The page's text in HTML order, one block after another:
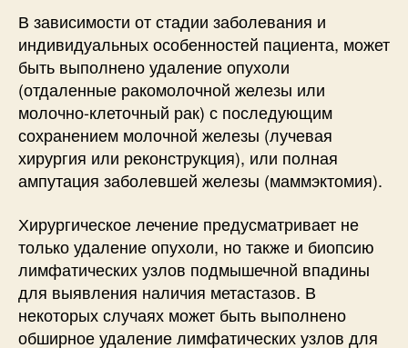
В зависимости от стадии заболевания и
индивидуальных особенностей пациента, может
быть выполнено удаление опухоли
(отдаленные ракомолочной железы или
молочно-клеточный рак) с последующим
сохранением молочной железы (лучевая
хирургия или реконструкция), или полная
ампутация заболевшей железы (маммэктомия).
Хирургическое лечение предусматривает не
только удаление опухоли, но также и биопсию
лимфатических узлов подмышечной впадины
для выявления наличия метастазов. В
некоторых случаях может быть выполнено
обширное удаление лимфатических узлов для